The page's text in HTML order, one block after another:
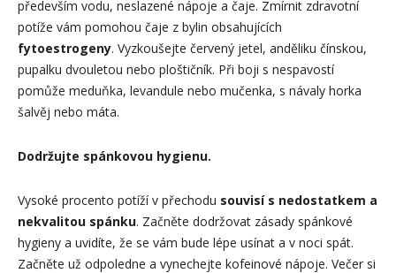
především vodu, neslazené nápoje a čaje. Zmírnit zdravotní
potíže vám pomohou čaje z bylin obsahujících
fytoestrogeny. Vyzkoušejte červený jetel, anděliku čínskou,
pupalku dvouletou nebo ploštičník. Při boji s nespavostí
pomůže meduňka, levandule nebo mučenka, s návaly horka
šalvěj nebo máta.
Dodržujte spánkovou hygienu.
Vysoké procento potíží v přechodu souvisí s nedostatkem a
nekvalitou spánku. Začněte dodržovat zásady spánkové
hygieny a uvidíte, že se vám bude lépe usínat a v noci spát.
Začněte už odpoledne a vynechejte kofeinové nápoje. Večer si